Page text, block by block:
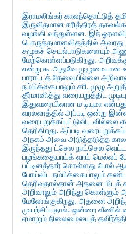
இராமலிங்கர் காலந்தொட்டுத்
இருவிதமான சரித்திரத்
வழங்கி வந்துள்ளன. இந்
பொருத்தமானவிதத்தில்
சமூகச் செயல்பாடுகளையும்
மேற்கொள்ளப்படுகிறது.
என்று கூ அதுவே முழுமையான
பாராட்டத் தேவையில்லை
நம்பிக்கையாலும் சரி. முழு
தீர்மானித்து வரையறுத்திட
இதுவரையிலான ம டியுமா
வரலலாத்தில் அப்படி ஒன்று
வரையறுக்கப்பட்டுவிட வில்லை
தெரிகிறது. அப்படி
அநகம் அவை அடுத்தடுத்த
இருந்தது ட்செல நாட்செல
பழங்கதையாய்க் வாய் மெல்லப்
பட்டினத்தார் சொள்ளது போல்
போய்விட நம்பிக்கையாலும்
தெரிவதால்தான் அதனை மிடக்
அறிவாலும் அறிந்து கொள்ளும்
மேலோங்குகிறது. அதனை
முயற்சிப்பதால், ஒன்றை வீணில்
ஏமாறும் நிலைமையைத் தவிர்த்திட